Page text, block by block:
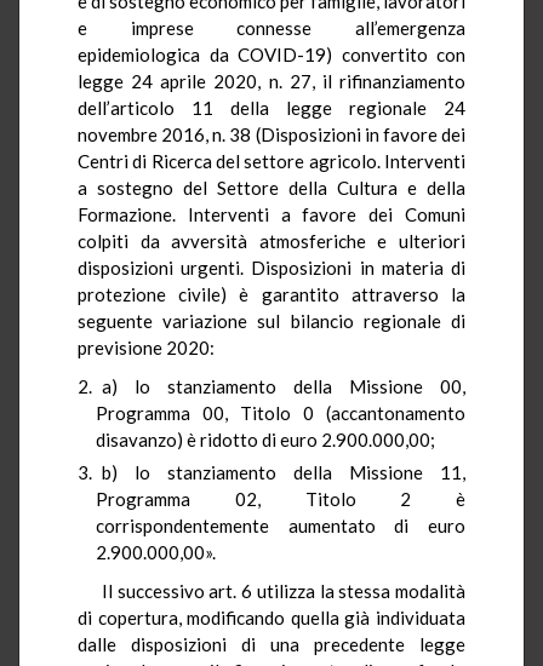
e imprese connesse all’emergenza
epidemiologica da COVID-19) convertito con
legge 24 aprile 2020, n. 27, il rifinanziamento
dell’articolo 11 della legge regionale 24
novembre 2016, n. 38 (Disposizioni in favore dei
Centri di Ricerca del settore agricolo. Interventi
a sostegno del Settore della Cultura e della
Formazione. Interventi a favore dei Comuni
colpiti da avversità atmosferiche e ulteriori
disposizioni urgenti. Disposizioni in materia di
protezione civile) è garantito attraverso la
seguente variazione sul bilancio regionale di
previsione 2020:
a) lo stanziamento della Missione 00,
Programma 00, Titolo 0 (accantonamento
disavanzo) è ridotto di euro 2.900.000,00;
b) lo stanziamento della Missione 11,
Programma 02, Titolo 2 è
corrispondentemente aumentato di euro
2.900.000,00».
Il successivo art. 6 utilizza la stessa modalità
di copertura, modificando quella già individuata
dalle disposizioni di una precedente legge